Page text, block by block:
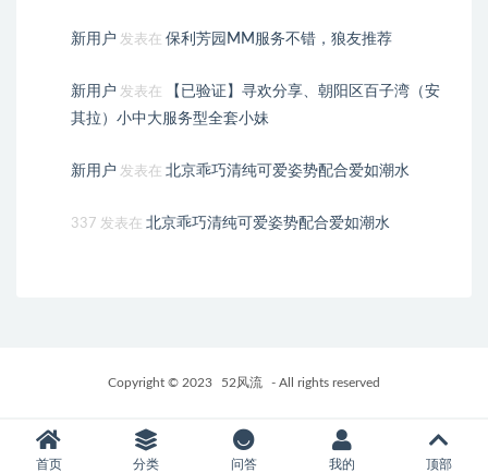
新用户 发表在 保利芳园MM服务不错，狼友推荐
新用户 发表在
【已验证】寻欢分享、朝阳区百子湾（安
其拉）小中大服务型全套小妹
新用户 发表在 北京乖巧清纯可爱姿势配合爱如潮水
337 发表在 北京乖巧清纯可爱姿势配合爱如潮水
Copyright © 2023 52风流 - All rights reserved
首页 分类 问答 我的 顶部